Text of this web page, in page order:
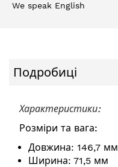
We speak English
Подробиці
Характеристики:
Розміри та вага:
Довжина: 146,7 мм
Ширина: 71,5 мм